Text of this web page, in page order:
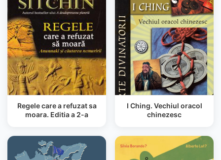
Regele care a refuzat sa
moara. Editia a 2-a
I Ching. Vechiul oracol
chinezesc